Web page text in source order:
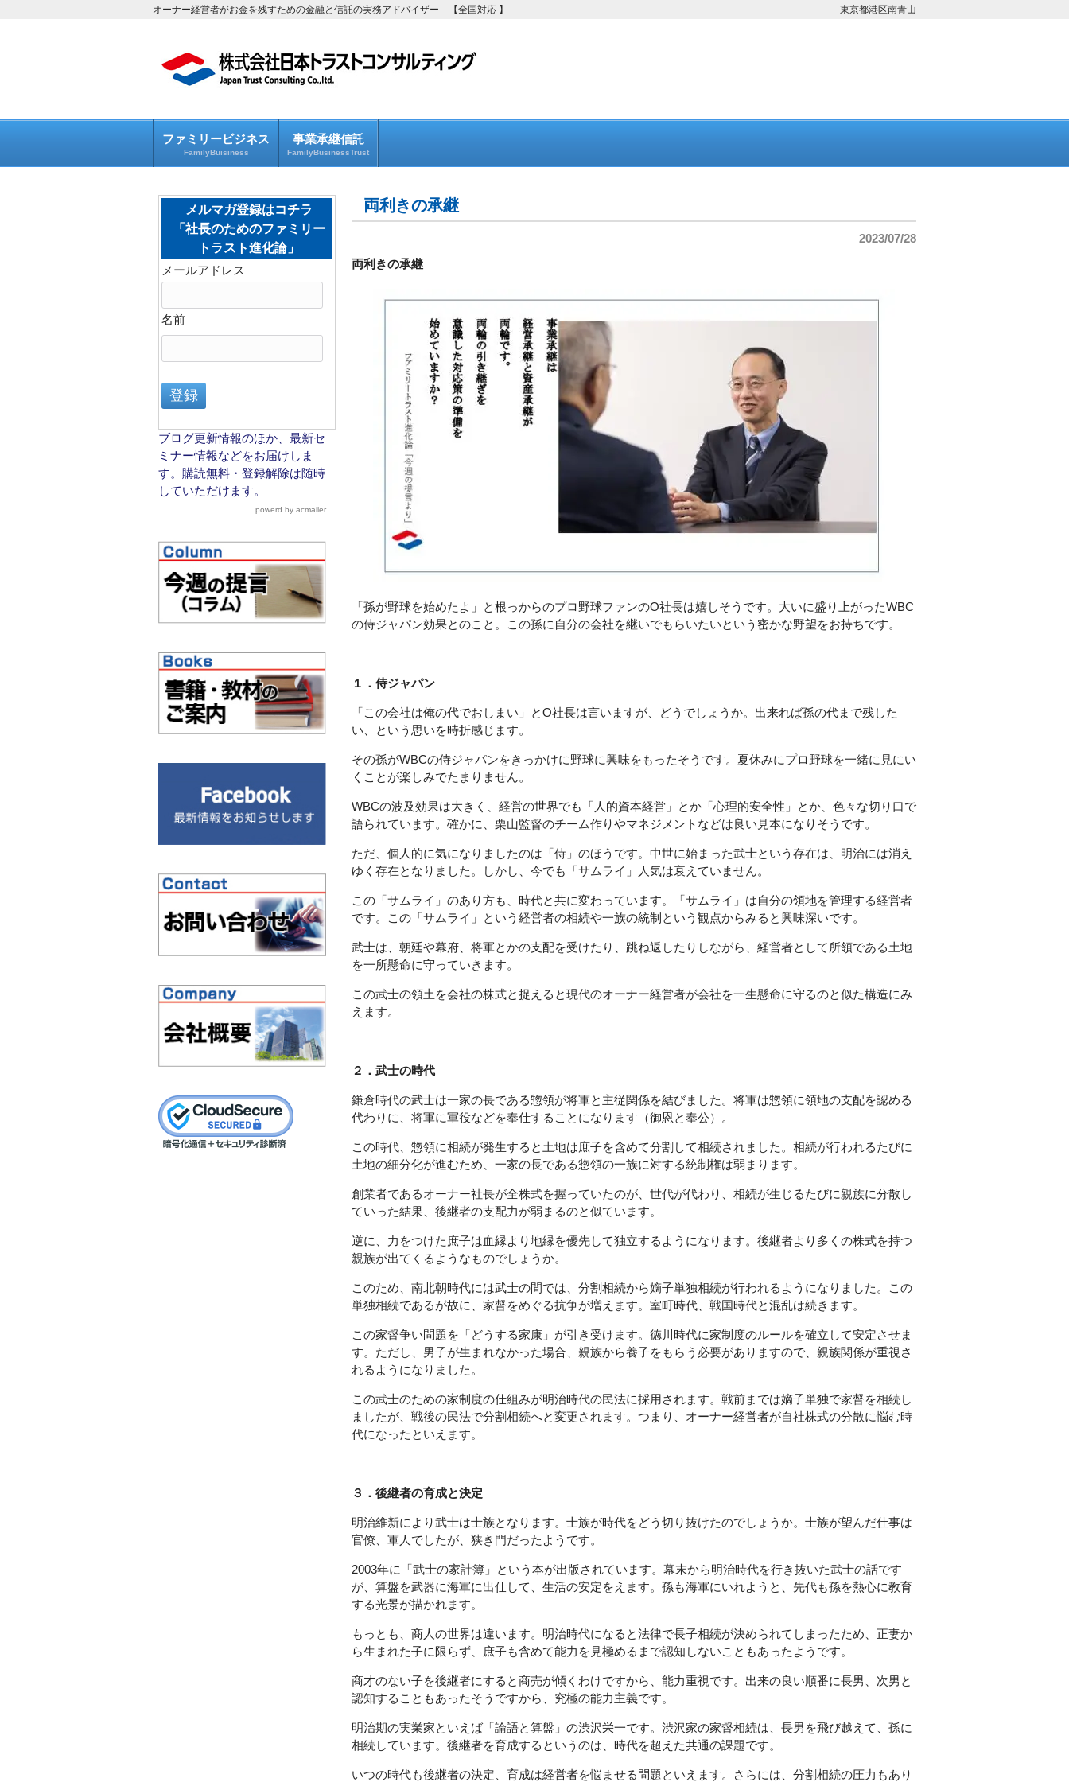
オーナー経営者がお金を残すための金融と信託の実務アドバイザー 【全国対応 】 東京都港区南青山
ファミリービジネス
FamilyBuisiness
事業承継信託
FamilyBusinessTrust
両利きの承継
2023/07/28
両利きの承継
「孫が野球を始めたよ」と根っからのプロ野球ファンのO社長は嬉しそうです。大いに盛り上がったWBC
の侍ジャパン効果とのこと。この孫に自分の会社を継いでもらいたいという密かな野望をお持ちです。
１．侍ジャパン
「この会社は俺の代でおしまい」とO社長は言いますが、どうでしょうか。出来れば孫の代まで残した
い、という思いを時折感じます。
その孫がWBCの侍ジャパンをきっかけに野球に興味をもったそうです。夏休みにプロ野球を一緒に見にい
くことが楽しみでたまりません。
WBCの波及効果は大きく、経営の世界でも「人的資本経営」とか「心理的安全性」とか、色々な切り口で
語られています。確かに、栗山監督のチーム作りやマネジメントなどは良い見本になりそうです。
ただ、個人的に気になりましたのは「侍」のほうです。中世に始まった武士という存在は、明治には消え
ゆく存在となりました。しかし、今でも「サムライ」人気は衰えていません。
この「サムライ」のあり方も、時代と共に変わっています。「サムライ」は自分の領地を管理する経営者
です。この「サムライ」という経営者の相続や一族の統制という観点からみると興味深いです。
武士は、朝廷や幕府、将軍とかの支配を受けたり、跳ね返したりしながら、経営者として所領である土地
を一所懸命に守っていきます。
この武士の領土を会社の株式と捉えると現代のオーナー経営者が会社を一生懸命に守るのと似た構造にみ
えます。
２．武士の時代
鎌倉時代の武士は一家の長である惣領が将軍と主従関係を結びました。将軍は惣領に領地の支配を認める
代わりに、将軍に軍役などを奉仕することになります（御恩と奉公）。
この時代、惣領に相続が発生すると土地は庶子を含めて分割して相続されました。相続が行われるたびに
土地の細分化が進むため、一家の長である惣領の一族に対する統制権は弱まります。
創業者であるオーナー社長が全株式を握っていたのが、世代が代わり、相続が生じるたびに親族に分散し
ていった結果、後継者の支配力が弱まるのと似ています。
逆に、力をつけた庶子は血縁より地縁を優先して独立するようになります。後継者より多くの株式を持つ
親族が出てくるようなものでしょうか。
このため、南北朝時代には武士の間では、分割相続から嫡子単独相続が行われるようになりました。この
単独相続であるが故に、家督をめぐる抗争が増えます。室町時代、戦国時代と混乱は続きます。
この家督争い問題を「どうする家康」が引き受けます。徳川時代に家制度のルールを確立して安定させま
す。ただし、男子が生まれなかった場合、親族から養子をもらう必要がありますので、親族関係が重視さ
れるようになりました。
この武士のための家制度の仕組みが明治時代の民法に採用されます。戦前までは嫡子単独で家督を相続し
ましたが、戦後の民法で分割相続へと変更されます。つまり、オーナー経営者が自社株式の分散に悩む時
代になったといえます。
３．後継者の育成と決定
明治維新により武士は士族となります。士族が時代をどう切り抜けたのでしょうか。士族が望んだ仕事は
官僚、軍人でしたが、狭き門だったようです。
2003年に「武士の家計簿」という本が出版されています。幕末から明治時代を行き抜いた武士の話です
が、算盤を武器に海軍に出仕して、生活の安定をえます。孫も海軍にいれようと、先代も孫を熱心に教育
する光景が描かれます。
もっとも、商人の世界は違います。明治時代になると法律で長子相続が決められてしまったため、正妻か
ら生まれた子に限らず、庶子も含めて能力を見極めるまで認知しないこともあったようです。
商才のない子を後継者にすると商売が傾くわけですから、能力重視です。出来の良い順番に長男、次男と
認知することもあったそうですから、究極の能力主義です。
明治期の実業家といえば「論語と算盤」の渋沢栄一です。渋沢家の家督相続は、長男を飛び越えて、孫に
相続しています。後継者を育成するというのは、時代を超えた共通の課題です。
いつの時代も後継者の決定、育成は経営者を悩ませる問題といえます。さらには、分割相続の圧力もあり
メルマガ登録はコチラ
「社長のためのファミリー
トラスト進化論」
メールアドレス
名前
ブログ更新情報のほか、最新セ
ミナー情報などをお届けしま
す。購読無料・登録解除は随時
していただけます。
powerd by acmailer